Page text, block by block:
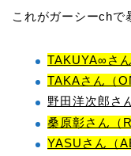
これがガーシーchで
TAKUYA∞さ
TAKAさん（
野田洋次郎さ
桑原彰さん（
YASUさん（